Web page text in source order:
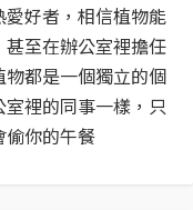
愛好者，相信植物能
至在辦公室裡擔任
都是一個獨立的個
裡的同事一樣，只
偷你的午餐